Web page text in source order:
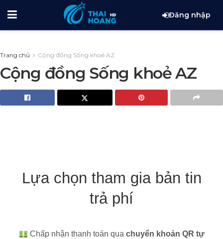
Đăng nhập
Trang chủ Cộng đồng Sống khoẻ AZ
Cộng đồng Sống khoẻ AZ
Lựa chọn tham gia bản tin
trả phí
Chấp nhận thanh toán qua chuyển khoản QR tự